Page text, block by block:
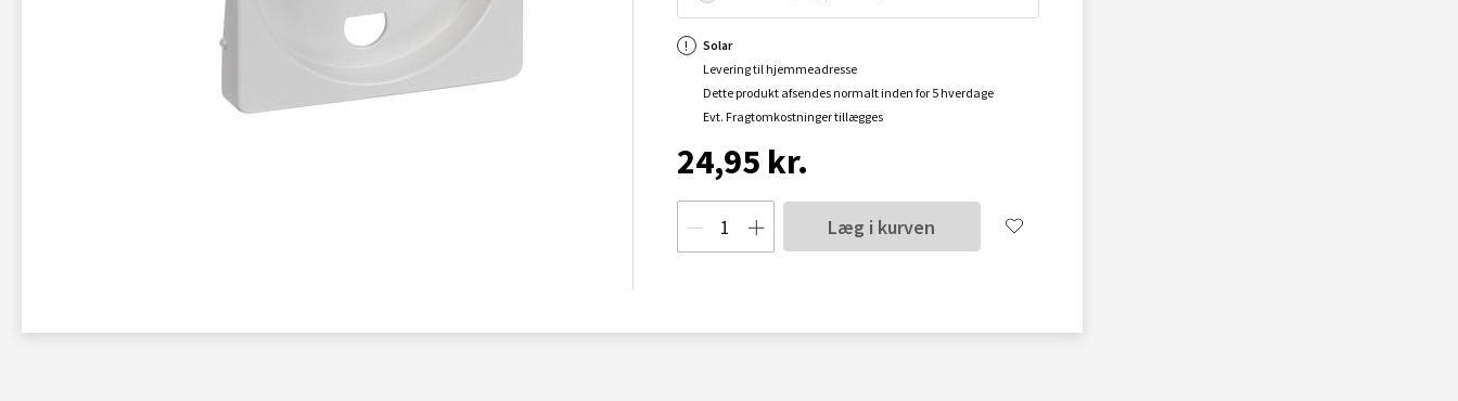
Solar
Levering til hjemmeadresse
Dette produkt afsendes normalt inden for 5 hverdage
Evt. Fragtomkostninger tillægges
24,95 kr.
Læg i kurven